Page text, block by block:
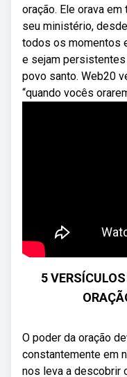
oração. Ele orava
seu ministério,
todos os momentos
e sejam
povo santo. Web20
“quando vocês
5
O poder da oração
constantemente em
nos leva a descobrir